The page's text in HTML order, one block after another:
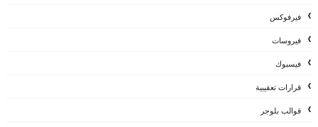
فيرفوكس
فيروسات
فيسبوك
قرارات تعقيبية
قوالب بلوجر